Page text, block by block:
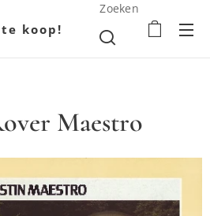
koop!
Zoeken
Maestro